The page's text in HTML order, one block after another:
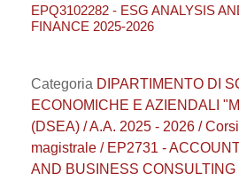
EPQ3102282 - ESG ANALYSIS
FINANCE 2025-2026
Categoria DIPARTIMENTO DI
ECONOMICHE E AZIENDALI
(DSEA) / A.A. 2025 - 2026 /
magistrale / EP2731 -
AND BUSINESS CONSULTING